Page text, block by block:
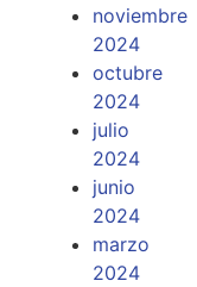
noviembre
2024
octubre
2024
julio
2024
junio
2024
marzo
2024